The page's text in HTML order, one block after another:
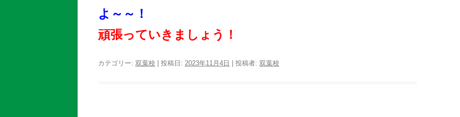
よ～～！
頑張っていきましょう！
カテゴリー: 双葉校 | 投稿日: 2023年11月4日 投稿者: 双葉校